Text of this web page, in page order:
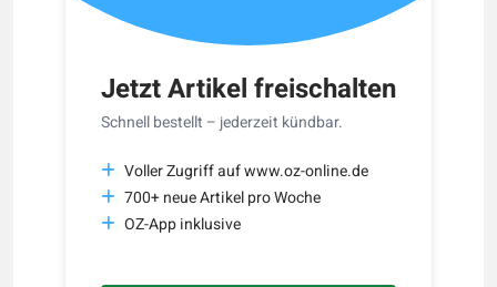
Jetzt Artikel freischalten
Schnell bestellt – jederzeit kündbar.
Voller Zugriff auf www.oz-online.de
700+ neue Artikel pro Woche
OZ-App inklusive